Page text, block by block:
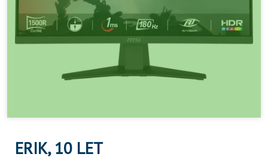
ERIK, 10 LET